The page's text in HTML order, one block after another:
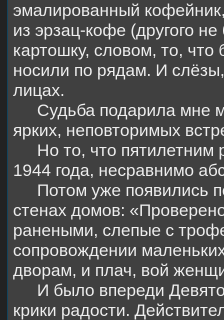
эмалированный
из эрзац-кофе (другого
картошку, словом, то,
носили по рядам. И
лицах.
Судьба подарила мне
ярких, неповторимых
Но то, что
1944 года, несравнимо
Потом уже появились
стенах домов:
ранеными, слепые с
сопровождении
дворам, и плач, вой
И было впереди
крики радости.